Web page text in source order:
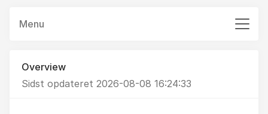
Menu
Overview
Sidst opdateret 2026-08-08 16:24:33